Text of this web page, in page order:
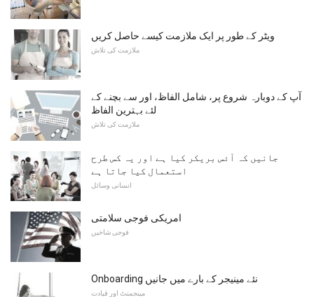
ویٹر کے طور پر ایک ملازمت کیسے حاصل کریں
ملازمت کی تلاش
آپ کے دوبارہ شروع پر، شامل الفاظ، اور سے بچنے کے
لئے بہترین الفاظ
ملازمت کی تلاش
جانیں کہ آئس بریکر کیا ہے اور یہ کس طرح
استعمال کیا جاتا ہے
انسانی وسائل
امریکی فوجی سلامتی
فوجی شاخیں
Onboarding نئے مینیجر کے بارے میں جانیں
مینجمنٹ اور قیادت